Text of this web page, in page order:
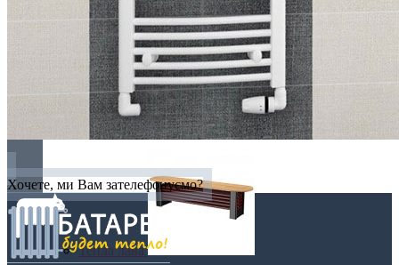
З каменю
Тепла лава
Хочете, ми Вам зателефонуємо?